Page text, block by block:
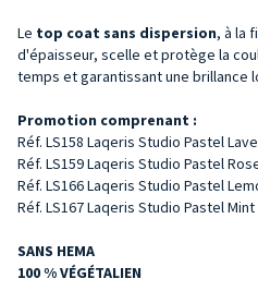
Le top coat sans dispersion, à la
d'épaisseur, scelle et protège la
temps et garantissant une brillance
Promotion comprenant :
Réf. LS158 Laqeris Studio Pastel
Réf. LS159 Laqeris Studio Pastel
Réf. LS166 Laqeris Studio Pastel
Réf. LS167 Laqeris Studio Pastel Mint
SANS HEMA
100 % VÉGÉTALIEN